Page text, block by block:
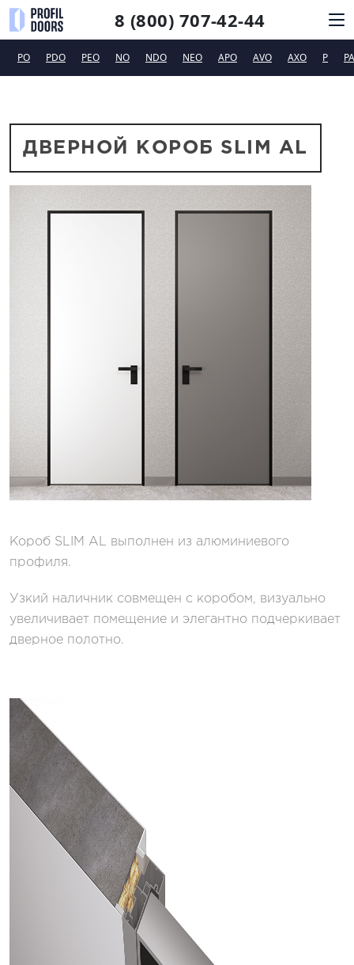
8 (800) 707-42-44
PO PDO PEO NO NDO NEO APO AVO AXO P PA
ДВЕРНОЙ КОРОБ SLIM AL
Короб SLIM AL выполнен из алюминиевого
профиля.
Узкий наличник совмещен с коробом, визуально
увеличивает помещение и элегантно подчеркивает
дверное полотно.